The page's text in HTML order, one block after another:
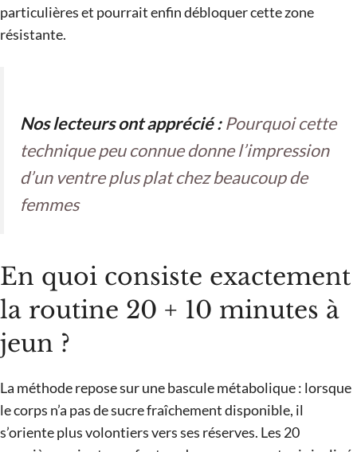
particulières et pourrait enfin débloquer cette zone
résistante.
Nos lecteurs ont apprécié :Pourquoi cette
technique peu connue donne l’impression
d’un ventre plus plat chez beaucoup de
femmes
En quoi consiste exactement
la routine 20 + 10 minutes à
jeun ?
La méthode repose sur une bascule métabolique : lorsque
le corps n’a pas de sucre fraîchement disponible, il
s’oriente plus volontiers vers ses réserves. Les 20